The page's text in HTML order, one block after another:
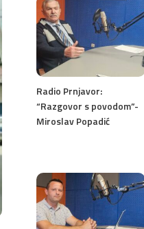
Radio Prnjavor:
“Razgovor s povodom”-
Miroslav Popadić